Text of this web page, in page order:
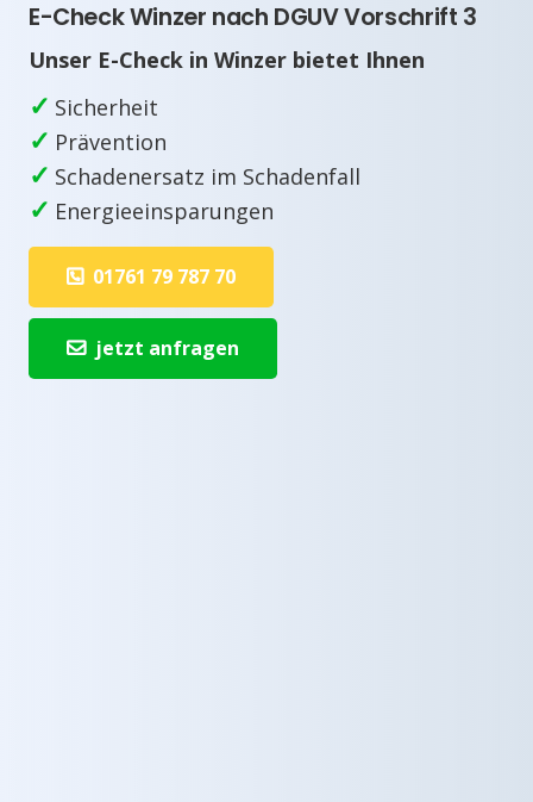
E-Check Winzer nach DGUV Vorschrift 3
Unser E-Check in Winzer bietet Ihnen
✓ Sicherheit
✓ Prävention
✓ Schadenersatz im Schadenfall
✓ Energieeinsparungen
01761 79 787 70
jetzt anfragen